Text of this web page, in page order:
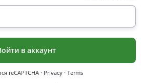
в аккаунт
reCAPTCHA· Privacy· Terms